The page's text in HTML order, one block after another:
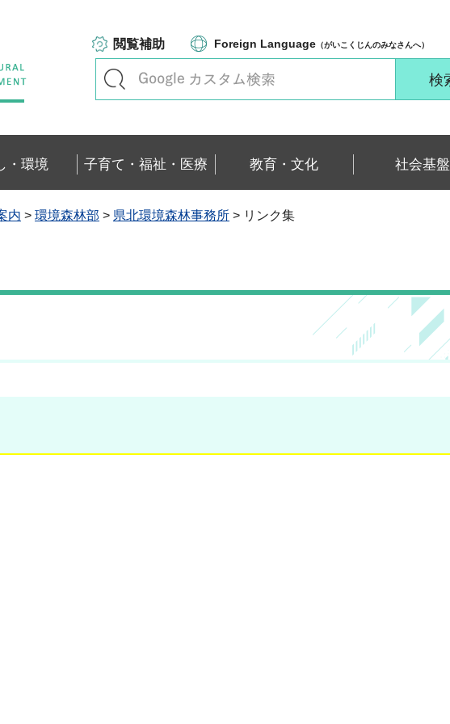
閲覧補助 Foreign Language （がいこくじんのみなさんへ）
・環境 子育て・福祉・医療 教育・文化 社会基盤
内 > 環境森林部 > 県北環境森林事務所 > リンク集